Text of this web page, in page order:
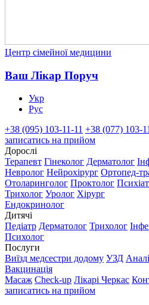
Центр сімейної медицини
Ваш Лікар Поруч
Укр
Рус
+38 (095) 103-11-11 +38 (077) 103-
записатись на прийом
Дорослі
Терапевт Гінеколог Дерматолог
Невролог Нейрохірург Ортопед-
Отоларинголог Проктолог
Трихолог Уролог Хірург
Ендокринолог
Дитячі
Педіатр Дерматолог Трихолог
Психолог
Послуги
Виїзд медсестри додому УЗД
Вакцинація
Масаж Check-up Лікарі Черкас
записатись на прийом